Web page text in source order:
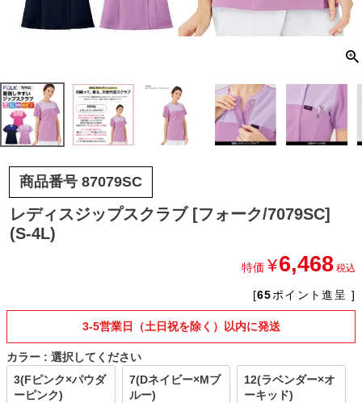
商品番号 87079SC
レディスジップスクラブ [フォーク/7079SC]
(S-4L)
特価 ¥6,468 税込
[65ポイント進呈 ]
3-5営業日（土日祝を除く）以内に発送
カラー
選択してください
3(Fピンク×パウダ
ーピンク)
7(Dネイビー×Mブ
ルー)
12(ラベンダー×オ
ーキッド)